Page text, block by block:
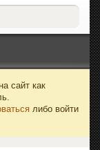
сайт как
либо войти